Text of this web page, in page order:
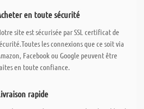
en toute sécurité
site est sécurisée par SSL certificat de
les connexions que ce soit via
Facebook ou Google peuvent être
en toute confiance.
rapide